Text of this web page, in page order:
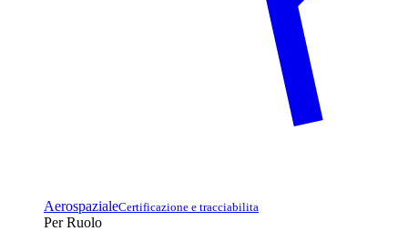
AerospazialeCertificazione e tracciabilita
Per Ruolo